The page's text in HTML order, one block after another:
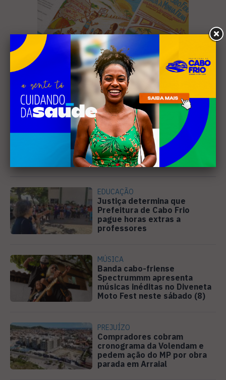
Leia Também
EDUCAÇÃO
Justiça determina que
Prefeitura de Cabo Frio
pague horas extras a
professores
MÚSICA
Banda cabo-friense
Spectrummm apresenta
músicas inéditas no Diveneta
Moto Fest neste sábado (8)
PREJUÍZO
Compradores cobram
cronograma da Volendam e
pedem ação do MP por obra
parada em Arraial